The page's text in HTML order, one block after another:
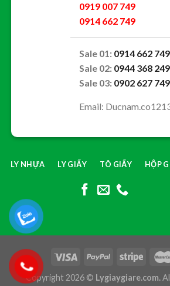
0919 007 749
0914 662 749
Sale 01: 0914 662 749
Sale 02: 0944 368 249
Sale 03: 0902 627 749
Email:
LY NHỰA LY GIẤY TÔ GIẤY HỘP
Copyright 2026 © Lygiaygiare.com.